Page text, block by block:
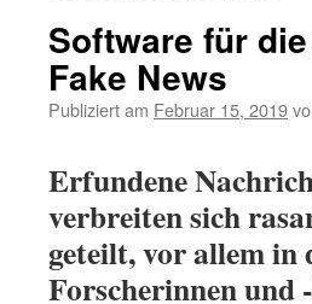
Software für
Fake News
Publiziert am Februar 15, 2019
Erfundene
verbreiten sich
geteilt, vor allem in
Forscherinnen und